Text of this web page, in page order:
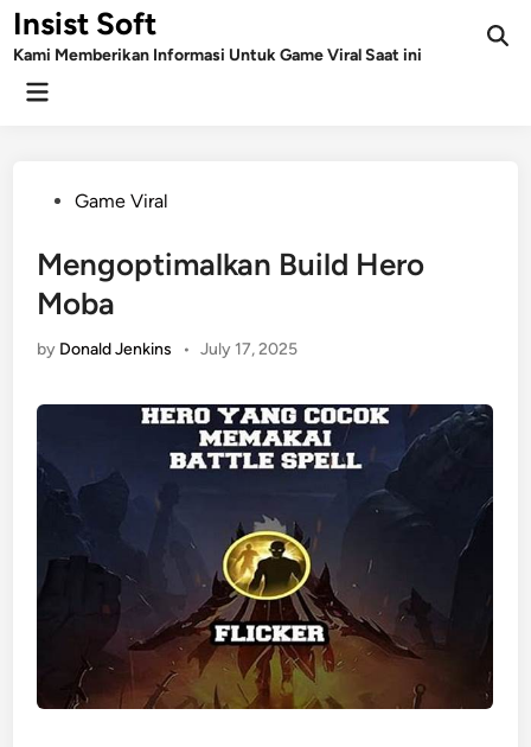
Skip
toInsist Soft
Kami Memberikan Informasi Untuk Game Viral Saat ini
Main
PostedGame Viral
Mengoptimalkan Build Hero
Moba
by Donald Jenkins • July 17, 2025